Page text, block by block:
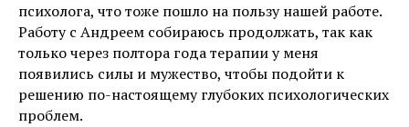
психолога, что тоже пошло на пользу нашей работе.
Работу с Андреем собираюсь продолжать, так как
только через полтора года терапии у меня
появились силы и мужество, чтобы подойти к
решению по-настоящему глубоких психологических
проблем.